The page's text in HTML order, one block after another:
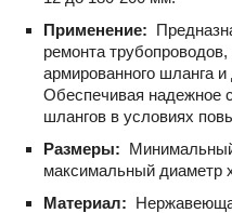
Применение:
ремонта
армированного шланга и
Обеспечивая надежное
шлангов в условиях
Размеры:
максимальный диаметр
Материал: